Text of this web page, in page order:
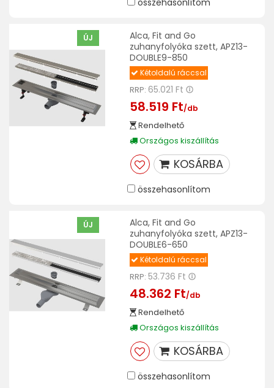
összehasonlítom
ÚJ
Alca, Fit and Go
zuhanyfolyóka szett, APZ13-
DOUBLE9-850
Kétoldalú ráccsal
RRP: 65.021 Ft
58.519 Ft/db
Rendelhető
Országos kiszállítás
KOSÁRBA
összehasonlítom
ÚJ
Alca, Fit and Go
zuhanyfolyóka szett, APZ13-
DOUBLE6-650
Kétoldalú ráccsal
RRP: 53.736 Ft
48.362 Ft/db
Rendelhető
Országos kiszállítás
KOSÁRBA
összehasonlítom